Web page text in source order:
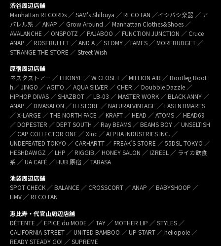
渋谷周辺店舗
Manhattan RECORDs ／ SAM’s Shibuya ／ RECO FAN ／イシバシ楽器 ／ ア
パレル系 ／ ANAP ／ Grow Around ／ Manhattan Clothes&Shoes ／
AVALANCHE ／ ONSPOTZ ／ PAJABOO ／ FUNCTION JUNCTION ／ Cruce
ANAP ／ ROSEBULLET ／ AND A ／ STOMY ／FAMES ／ MOREBUDGET ／
STRANGE THE STORE ／ Street Wish
原宿周辺店舗
ネスタストアー ／ EBONYE ／ W CLOSET ／ MILLION AIR ／ Bootleg Boot
h／ JINGO ／ AGITO ／ AQUA SILVER ／ CHER ／ Doubble Dazzle ／
HIPHOP DIVAS ／ SHAZBOT ／ LB-03 ／ MASTER WORK ／ BLACK ANNY ／
ANAP ／ DIVASALON ／ ILLSTORE ／ NATURALVINTAGE ／ LASTNTIMARES
／ X-LARGE ／ THE NORTH FACE ／ KRAFT ／ HEAD ／ ATOMS ／ HEAD69
／ DOPESTER ／ DEPT SOUTH ／ Ray BEAMS ／ BEAMS BOY ／ UNSELTISH
／ CAP COLLECTOR ONE ／ Xinc ／ ALPHA INDUSTRIES INC. ／
UNDEFEATED TOKYO ／ CARHARTT ／ FREAK’S STORE ／ 55DSL TOKYO ／
HESHDAWGZ ／ LHP ／ RIGGIB／ HONEY SALON ／ IZREEL ／ ライカ飲食
系 ／ UA CAFÉ ／ HUB 原宿 ／ TABASA
池袋周辺店舗
SPOT CHECK ／ BALANCE ／ CROSSCORT ／ ANAP ／ BABYSHOOP ／
HMV ／ RECO FAN
恵比寿・代官山周辺店舗
DÉTENTE ／ EPICE du MODE ／ TAY ／ MOTHER LIP ／ STYLES ／
CALIFORNIA STREET ／ UNITED BAMBOO ／ UP START ／ heliopole ／
READY STEADY GO! ／ SUPREME